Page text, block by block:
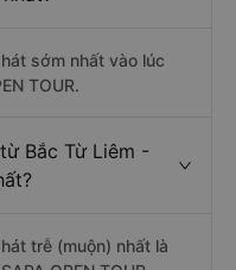
sớm nhất vào lúc
TOUR.
Bắc Từ Liêm -
trễ (muộn) nhất là